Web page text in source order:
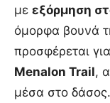
με εξόρμηση
όμορφα βουνά
προσφέρεται
Menalon Trail,
μέσα στο